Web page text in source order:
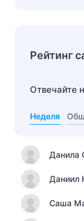
Рейтинг
Отвечайте
Неделя
Данила
Даниил
Саша